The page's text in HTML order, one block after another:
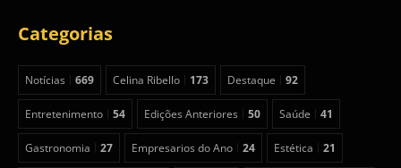
Categorias
Notícias 669 Celina Ribello 173 Destaque 92
Entretenimento 54 Edições Anteriores 50 Saúde 41
Gastronomia 27 Empresarios do Ano 24 Estética 21